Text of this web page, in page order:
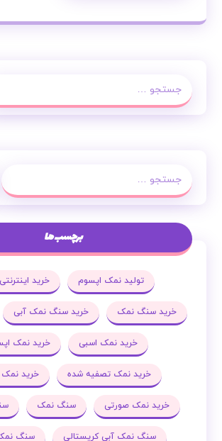
برچسب ها
تولید نمک اپسوم خرید
خرید سنگ نمک خرید سنگ نمک آبی
خرید نمک اسبی خرید نمک
خرید نمک تصفیه شده خرید
خرید نمک صورتی سنگ نمک
سنگ نمک آبی کریستالی سنگ